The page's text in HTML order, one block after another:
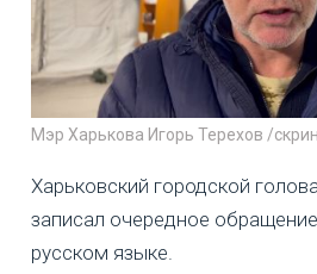
Мэр Харькова Игорь Терехов /
Харьковский городской
записал очередное
русском языке.